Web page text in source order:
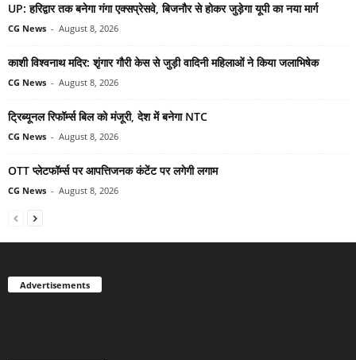
UP: हरिद्वार तक बनेगा गंगा एक्सप्रेसवे, बिजनौर से होकर जुड़ेगा यूपी का नया मार्ग
CG News - August 8, 2026
काशी विश्वनाथ मदिर: शृंगार गौरी केस से जुड़ी वादिनी महिलाओं ने किया जलाभिषेक
CG News - August 8, 2026
ट्रिब्यूनल रिफॉर्म्स बिल को मंजूरी, देश में बनेगा NTC
CG News - August 8, 2026
OTT प्लेटफॉर्म्स पर आपत्तिजनक कंटेंट पर लगेगी लगाम
CG News - August 8, 2026
Advertisements